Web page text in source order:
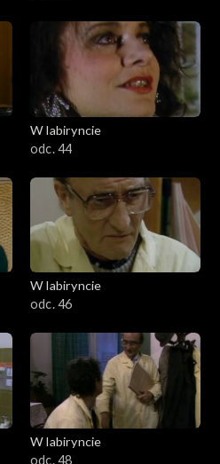
W labiryncie
odc. 44
W labiryncie
odc. 46
W labiryncie
odc. 48